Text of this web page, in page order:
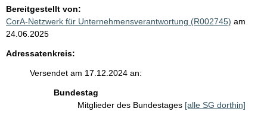
Bereitgestellt von:
CorA-Netzwerk für Unternehmensverantwortung (R002745) am
24.06.2025
Adressatenkreis:
Versendet am 17.12.2024 an:
Bundestag
Mitglieder des Bundestages [alle SG dorthin]